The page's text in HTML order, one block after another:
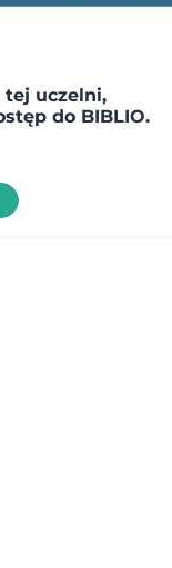
tej uczelni,
do BIBLIO.